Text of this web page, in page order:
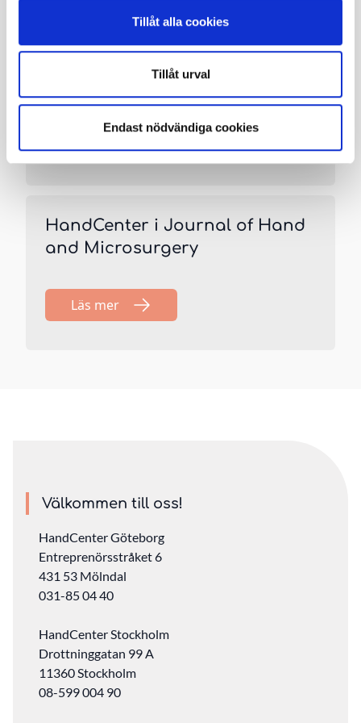
Tillåt alla cookies
Tillåt urval
Endast nödvändiga cookies
Vi har öppet hela sommaren.
HandCenter i Journal of Hand
and Microsurgery
Läs mer
Välkommen till oss!
HandCenter Göteborg
Entreprenörsstråket 6
431 53 Mölndal
031-85 04 40
HandCenter Stockholm
Drottninggatan 99 A
11360 Stockholm ‎
08-599 004 90